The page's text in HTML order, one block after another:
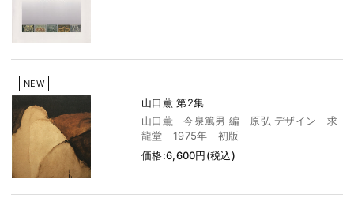
NEW
山口薫 第2集
山口薫 今泉篤男 編 原弘 デザイン 求
龍堂 1975年 初版
価格:6,600円(税込)